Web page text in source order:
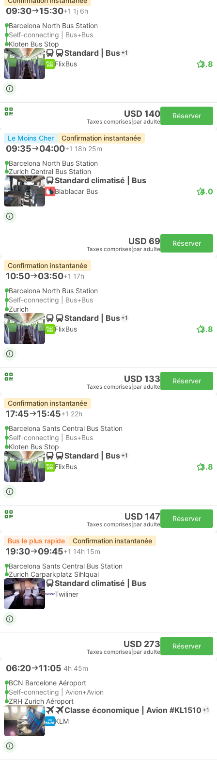
09:30 15:30+1 1j 6h
Barcelona North Bus Station
Self-connecting | Bus+Bus
Kloten Bus Stop
Standard | Bus +1
FlixBus 3.8
USD 140
Taxes comprises par adulte
Réserver
Le Moins Cher Confirmation instantanée
09:35 04:00+1 18h 25m
Barcelona North Bus Station
Zurich Central Bus Station
Standard climatisé | Bus
Blablacar Bus 4.0
USD 69
Taxes comprises par adulte
Réserver
Confirmation instantanée
10:50 03:50+1 17h
Barcelona North Bus Station
Self-connecting | Bus+Bus
Zurich
Standard | Bus +1
FlixBus 3.8
USD 133
Taxes comprises par adulte
Réserver
Confirmation instantanée
17:45 15:45+1 22h
Barcelona Sants Central Bus Station
Self-connecting | Bus+Bus
Kloten Bus Stop
Standard | Bus +1
FlixBus 3.8
USD 147
Taxes comprises par adulte
Réserver
Bus le plus rapide Confirmation instantanée
19:30 09:45+1 14h 15m
Barcelona Sants Central Bus Station
Zurich Carparkplatz Sihlquai
Standard climatisé | Bus
Twiliner
USD 273
Taxes comprises par adulte
Réserver
06:20 11:05 4h 45m
BCN Barcelone Aéroport
Self-connecting | Avion+Avion
ZRH Zurich Aéroport
Classe économique | Avion #KL1510 +1
KLM